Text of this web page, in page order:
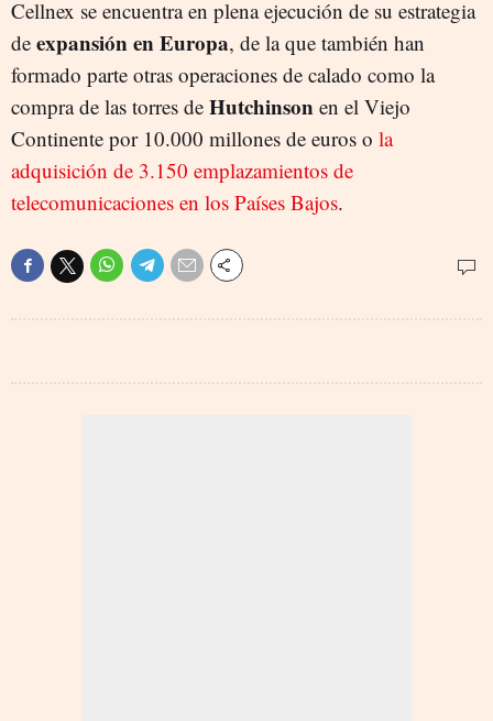
Cellnex se encuentra en plena ejecución de su estrategia
de expansión en Europa, de la que también han
formado parte otras operaciones de calado como la
compra de las torres de Hutchinson en el Viejo
Continente por 10.000 millones de euros o la
adquisición de 3.150 emplazamientos de
telecomunicaciones en los Países Bajos.